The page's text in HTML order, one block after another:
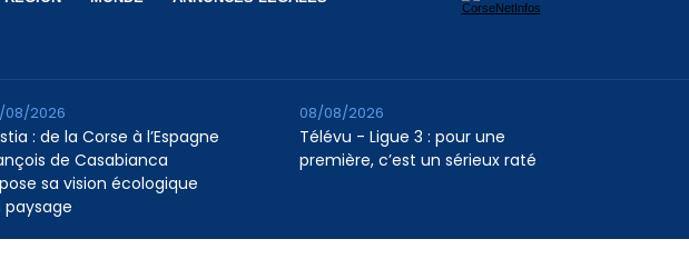
: de la Corse à l’Espagne
de Casabianca
sa vision écologique
paysage
08/2026
Télévu - Ligue 3 : pour une
première, c’est un sérieux raté
08/08/2026